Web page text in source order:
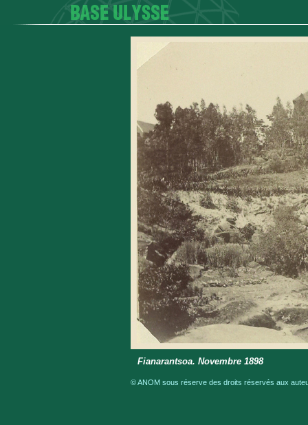
Fianarantsoa. Novembre 1898
© ANOM sous réserve des droits réservés aux